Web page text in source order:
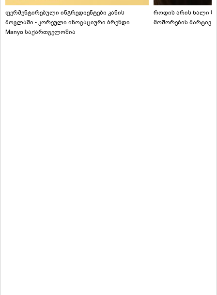
ფერმენტირებული ინგრედიენტები კანის
მოვლაში - კორეული ინოვაციური ბრენდი
Manyo საქართველოშია
როდის არის ხალი
მოშორების